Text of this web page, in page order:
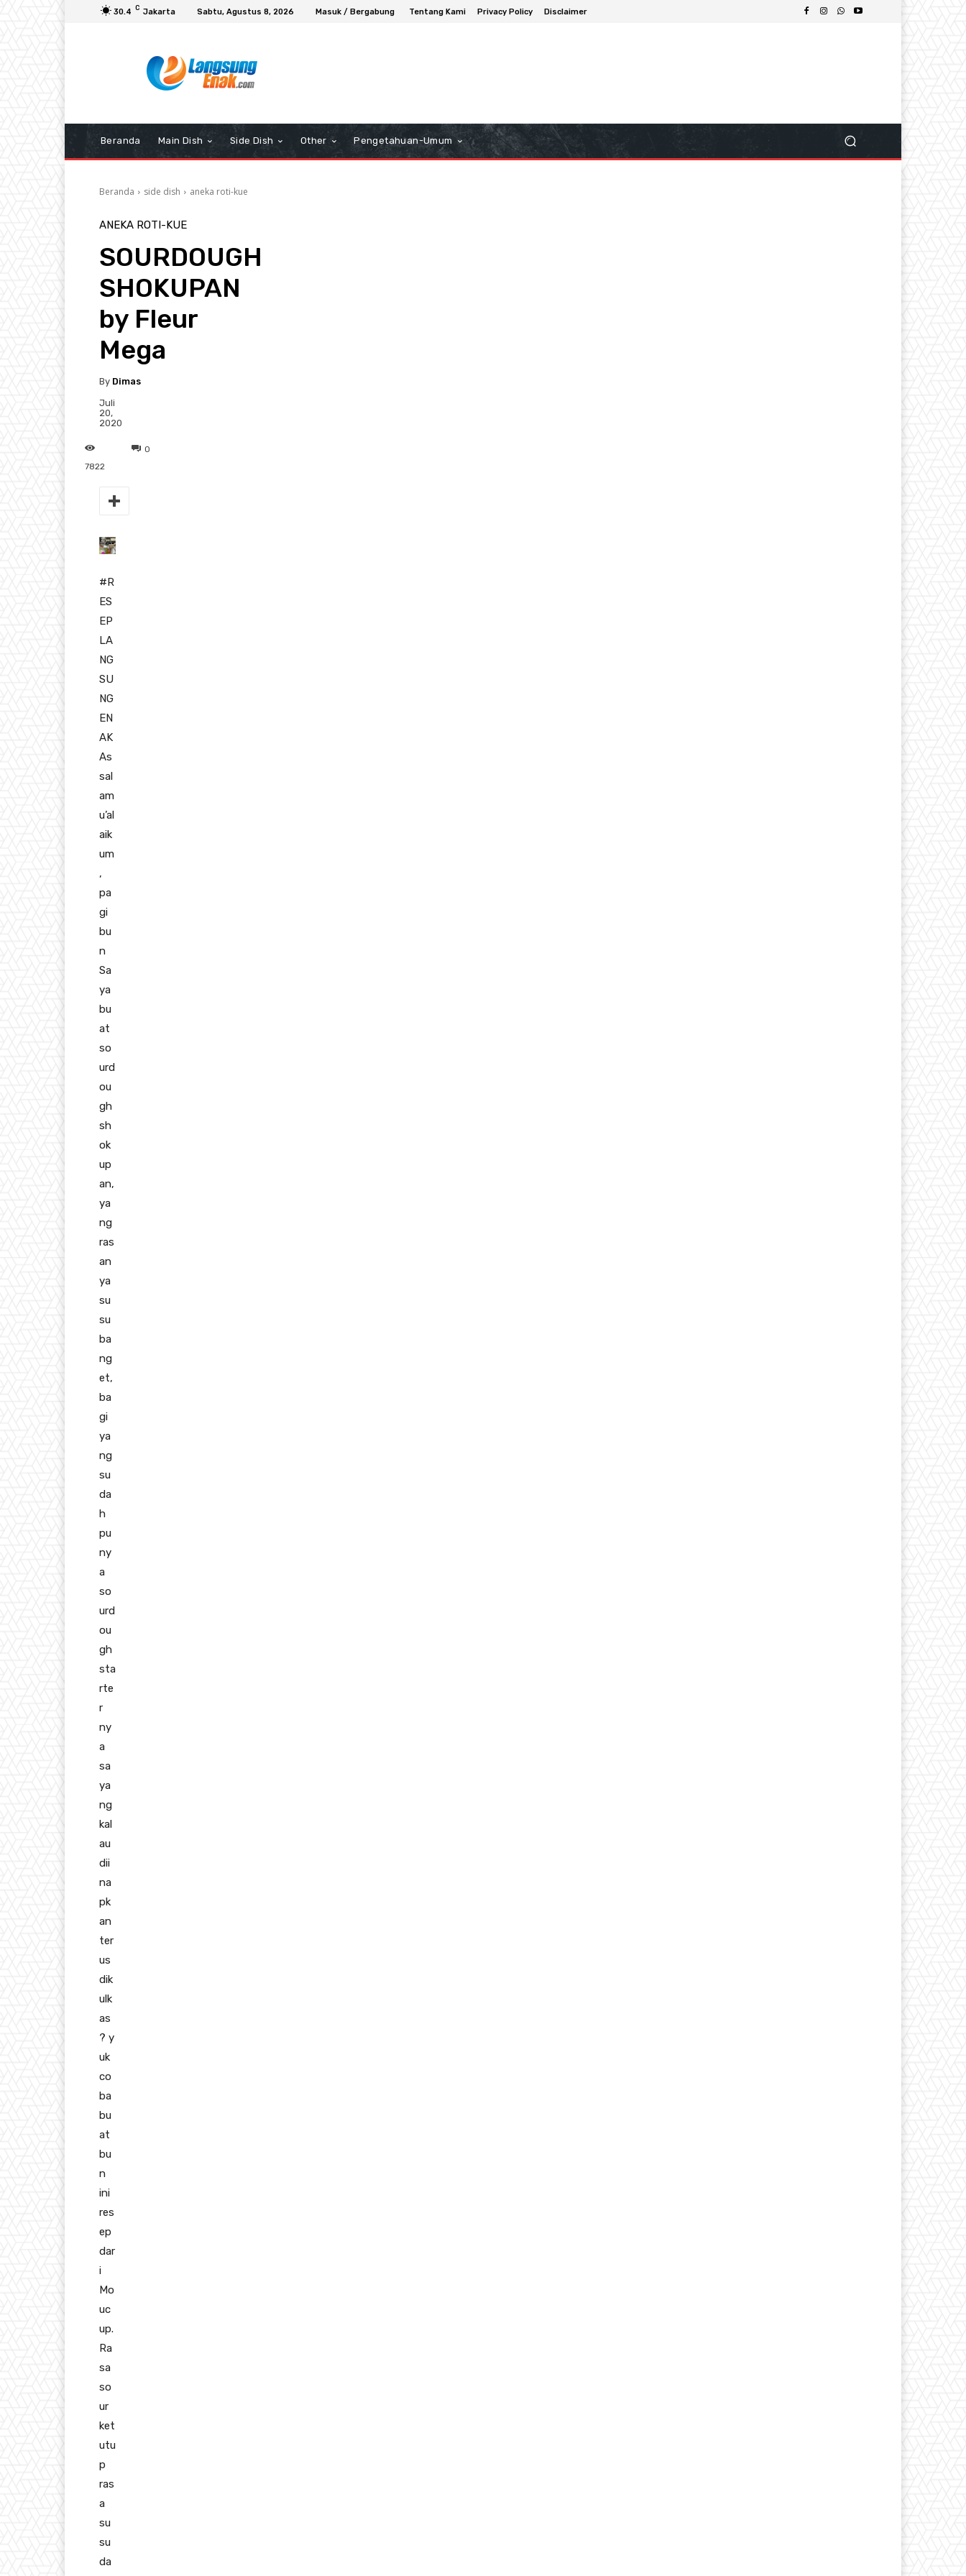
30.4 C Jakarta Sabtu, Agustus 8, 2026 Masuk / Bergabung Tentang Kami Privacy Policy Disclaimer
Beranda Main Dish Side Dish Other Pengetahuan-Umum
Beranda side dish aneka roti-kue
ANEKA ROTI-KUE
SOURDOUGH
SHOKUPAN
by Fleur
Mega
By Dimas
Juli
20,
2020
0
7822
#R
ES
EP
LA
NG
SU
NG
EN
AK
As
sal
am
u’al
aik
um
,
pa
gi
bu
n
Sa
ya
bu
at
so
urd
ou
gh
sh
ok
up
an,
ya
ng
ras
an
ya
su
su
ba
ng
et,
ba
gi
ya
ng
su
da
h
pu
ny
a
so
urd
ou
gh
sta
rte
r
ny
a
sa
ya
ng
kal
au
dii
na
pk
an
ter
us
dik
ulk
as
? y
uk
co
ba
bu
at
bu
n
ini
res
ep
dar
i
Mo
uc
up.
Ra
sa
so
ur
ket
utu
p
ras
a
su
su
da